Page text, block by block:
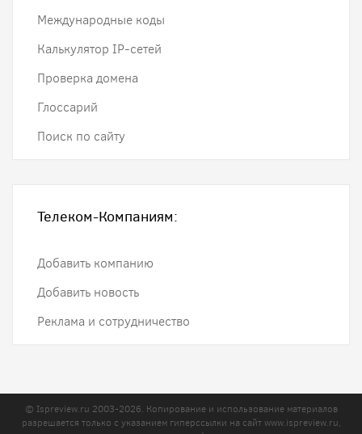
Международные коды
Калькулятор IP-сетей
Проверка домена
Глоссарий
Поиск по сайту
Телеком-Компаниям:
Добавить компанию
Добавить новость
Реклама и сотрудничество
© Ispreview.ru 2003-2026. Копирование и использование материалов
разрешается только с указанием гиперссылки на сайтwww.ispreview.ru,